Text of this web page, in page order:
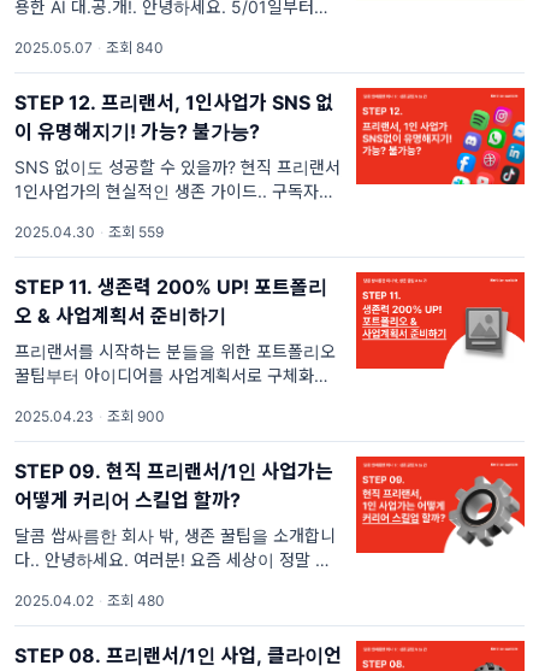
용한 AI 대.공.개!. 안녕하세요. 5/01일부터
하셨나요? 프리랜서, 1인 사업가에게 빨간 날도
업무의 연속이죠….(말잇못 😂) 그래서 오늘은
잠시 쉬어
2025.05.07 · 조회 840
STEP 12. 프리랜서, 1인사업가 SNS 없
이 유명해지기! 가능? 불가능?
SNS 없이도 성공할 수 있을까? 현직 프리랜서,
1인사업가의 현실적인 생존 가이드.. 구독자님
전하는 달콤쌉쌀입니다. 요즘은 프리랜서나 1
인 사업을 시작하기 전에 SNS 활동이 필수라
는 사실은 많은 분들이 알고 계
2025.04.30 · 조회 559
STEP 11. 생존력 200% UP! 포트폴리
오 & 사업계획서 준비하기
프리랜서를 시작하는 분들을 위한 포트폴리오
꿀팁부터 아이디어를 사업계획서로 구체화할수
안 달콤쌉쌀 뉴스레터에서 전해드린 생존 꿀팁
들이 회사 밖 여정에 도움이 되었을까요? 오늘
은 회사 밖 생존력을 한층 더 높여줄 프리랜서
포트폴리오와 사...
2025.04.23 · 조회 900
STEP 09. 현직 프리랜서/1인 사업가는
어떻게 커리어 스킬업 할까?
달콤 쌉싸름한 회사 밖, 생존 꿀팁을 소개합니
다.. 안녕하세요. 여러분! 요즘 세상이 정말 하
해도 ‘핫’했던게 오늘은 벌써 ‘올드하다’는 말을
듣고, 인공지능(AI)과 자동화는 이미 일상
2025.04.02 · 조회 480
STEP 08. 프리랜서/1인 사업, 클라이언